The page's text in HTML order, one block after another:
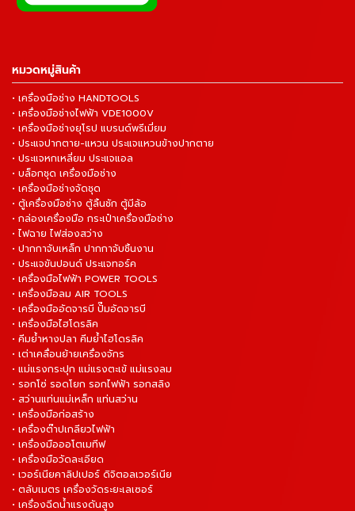
หมวดหมู่สินค้า
• เครื่องมือช่าง HANDTOOLS
• เครื่องมือช่างไฟฟ้า VDE1000V
• เครื่องมือช่างยุโรป แบรนด์พรีเมี่ยม
• ประแจปากตาย-แหวน ประแจแหวนข้างปากตาย
• ประแจหกเหลี่ยม ประแจแอล
• บล็อกชุด เครื่องมือช่าง
• เครื่องมือช่างจัดชุด
• ตู้เครื่องมือช่าง ตู้ลิ้นชัก ตู้มีล้อ
• กล่องเครื่องมือ กระเป๋าเครื่องมือช่าง
• ไฟฉาย ไฟส่องสว่าง
• ปากกาจับเหล็ก ปากกาจับชิ้นงาน
• ประแจขันปอนด์ ประแจทอร์ค
• เครื่องมือไฟฟ้า POWER TOOLS
• เครื่องมือลม AIR TOOLS
• เครื่องมืออัดจารบี ปั๊มอัดจารบี
• เครื่องมือไฮโดรลิค
• คีมย้ำหางปลา คีมย้ำไฮโดรลิค
• เต่าเคลื่อนย้ายเครื่องจักร
• แม่แรงกระปุก แม่แรงตะเข้ แม่แรงลม
• รอกโซ่ รอดโยก รอกไฟฟ้า รอกสลิง
• สว่านแท่นแม่เหล็ก แท่นสว่าน
• เครื่องมือก่อสร้าง
• เครื่องต๊าปเกลียวไฟฟ้า
• เครื่องมือออโตเมทีฟ
• เครื่องมือวัดละเอียด
• เวอร์เนียคาลิปเปอร์ ดิจิตอลเวอร์เนีย
• ตลับเมตร เครื่องวัดระยะเลเซอร์
• เครื่องฉีดน้ำแรงดันสูง